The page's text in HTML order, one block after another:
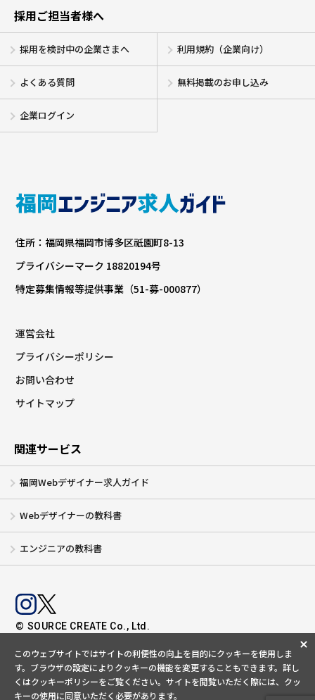
採用ご担当者様へ
採用を検討中の企業さまへ 利用規約（企業向け）
よくある質問 無料掲載のお申し込み
企業ログイン
住所：福岡県福岡市博多区祇園町8-13
プライバシーマーク 18820194号
特定募集情報等提供事業（51-募-000877）
運営会社
プライバシーポリシー
お問い合わせ
サイトマップ
関連サービス
福岡Webデザイナー求人ガイド
Webデザイナーの教科書
エンジニアの教科書
© SOURCE CREATE Co., Ltd.
このウェブサイトではサイトの利便性の向上を目的にクッキーを使用しま
す。ブラウザの設定によりクッキーの機能を変更することもできます。 詳し
くはクッキーポリシーをご覧ください。サイトを閲覧いただく際には、クッ
キーの使用に同意いただく必要があります。